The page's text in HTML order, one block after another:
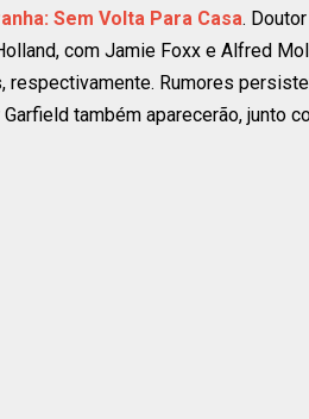
Sem Volta Para Casa.
com Jamie Foxx e Alfred
respectivamente. Rumores
também aparecerão, junto